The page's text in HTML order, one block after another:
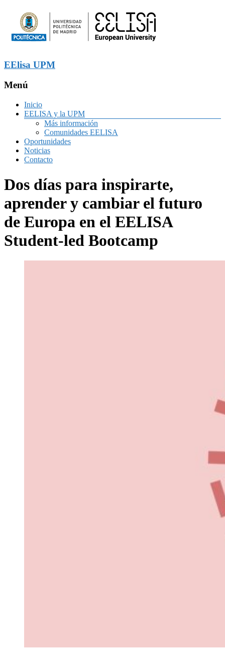
EElisa UPM
Menú
Inicio
EELISA y la UPM
Más información
Comunidades EELISA
Oportunidades
Noticias
Contacto
Dos días para inspirarte,
aprender y cambiar el futuro
de Europa en el EELISA
Student-led Bootcamp